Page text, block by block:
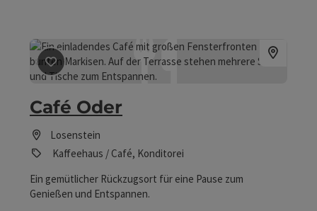
Beitrag merken: Café Oder
Café Oder
Losenstein
Kaffeehaus / Café, Konditorei
Ein gemütlicher Rückzugsort für eine Pause zum
Genießen und Entspannen.